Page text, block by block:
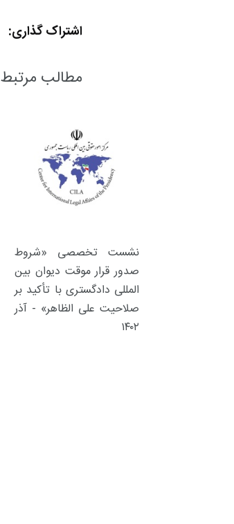
اشتراک گذاری:
مطالب مرتبط
نشست تخصصی «شروط
صدور قرار موقت دیوان بین
المللی دادگستری با تأکید بر
صلاحیت علی الظاهر» - آذر
۱۴۰۲